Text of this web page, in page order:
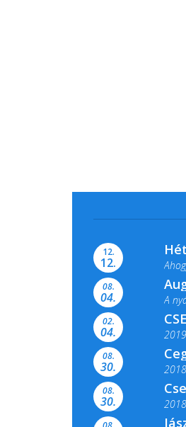
12.
12.
08.
04. A
02.
04.
08.
30.
08.
30.